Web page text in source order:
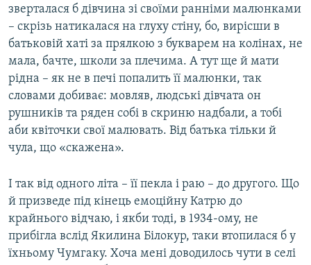
зверталася б дівчина зі своїми ранніми малюнками
– скрізь натикалася на глуху стіну, бо, вирісши в
батьковій хаті за прялкою з букварем на колінах, не
мала, бачте, школи за плечима. А тут ще й мати
рідна – як не в печі попалить її малюнки, так
словами добиває: мовляв, людські дівчата он
рушників та ряден собі в скриню надбали, а тобі
аби квіточки свої малювать. Від батька тільки й
чула, що «скажена».
І так від одного літа – її пекла і раю – до другого. Що
й призведе під кінець емоційну Катрю до
крайнього відчаю, і якби тоді, в 1934-ому, не
прибігла вслід Якилина Білокур, таки втопилася б у
їхньому Чумгаку. Хоча мені доводилось чути в селі